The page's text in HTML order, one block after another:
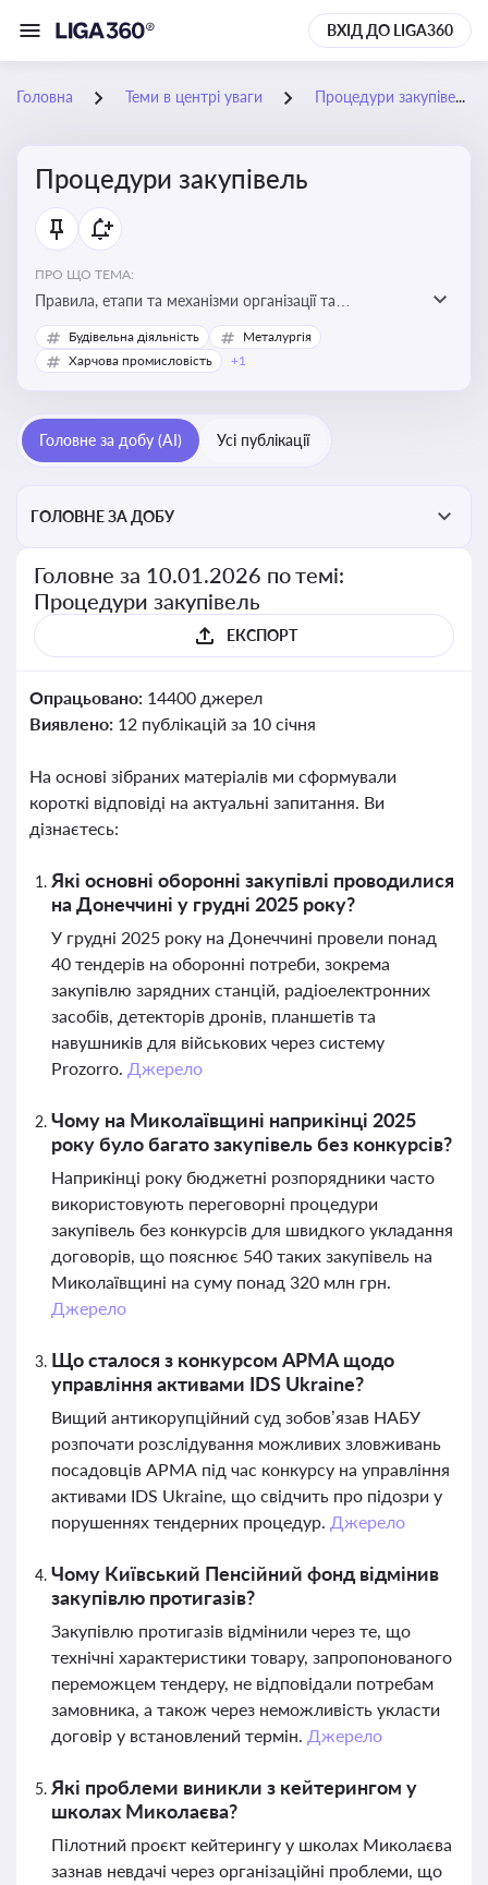
ВХІД ДО LIGA360
Головна Теми в центрі уваги Процедури закупівель
Процедури закупівель
ПРО ЩО ТЕМА:
Правила, етапи та механізми організації та
проведення закупівель товарів, робіт та послуг за
державні чи публічні кошти
Будівельна діяльність
Металургія
Харчова промисловість
+1
Головне за добу (AI) Усі публікації
ГОЛОВНЕ ЗА ДОБУ
Головне за 10.01.2026 по темі:
Процедури закупівель
ЕКСПОРТ
Опрацьовано: 14400 джерел
Виявлено: 12 публікацій за 10 січня
На основі зібраних матеріалів ми сформували
короткі відповіді на актуальні запитання. Ви
дізнаєтесь:
Які основні оборонні закупівлі проводилися
на Донеччині у грудні 2025 року?
У грудні 2025 року на Донеччині провели понад
40 тендерів на оборонні потреби, зокрема
закупівлю зарядних станцій, радіоелектронних
засобів, детекторів дронів, планшетів та
навушників для військових через систему
Prozorro. Джерело
Чому на Миколаївщині наприкінці 2025
року було багато закупівель без конкурсів?
Наприкінці року бюджетні розпорядники часто
використовують переговорні процедури
закупівель без конкурсів для швидкого укладання
договорів, що пояснює 540 таких закупівель на
Миколаївщині на суму понад 320 млн грн.
Джерело
Що сталося з конкурсом АРМА щодо
управління активами IDS Ukraine?
Вищий антикорупційний суд зобов’язав НАБУ
розпочати розслідування можливих зловживань
посадовців АРМА під час конкурсу на управління
активами IDS Ukraine, що свідчить про підозри у
порушеннях тендерних процедур. Джерело
Чому Київський Пенсійний фонд відмінив
закупівлю протигазів?
Закупівлю протигазів відмінили через те, що
технічні характеристики товару, запропонованого
переможцем тендеру, не відповідали потребам
замовника, а також через неможливість укласти
договір у встановлений термін. Джерело
Які проблеми виникли з кейтерингом у
школах Миколаєва?
Пілотний проєкт кейтерингу у школах Миколаєва
зазнав невдачі через організаційні проблеми, що